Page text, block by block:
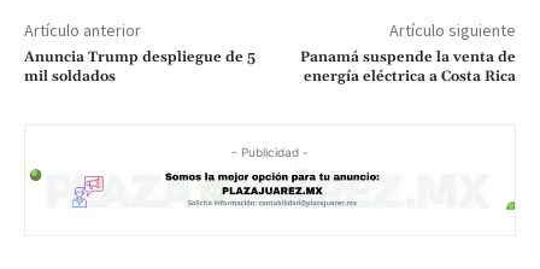
Artículo anterior
Anuncia Trump despliegue de 5
mil soldados
Artículo siguiente
Panamá suspende la venta de
energía eléctrica a Costa Rica
- Publicidad -